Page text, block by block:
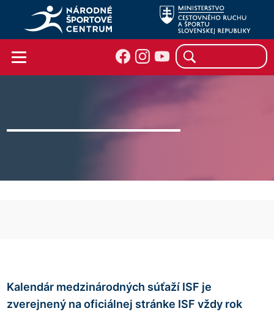
Kalendár medzinárodných súťaží ISF je
zverejnený na oficiálnej stránke ISF vždy rok